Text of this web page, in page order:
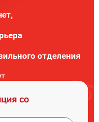
отделения
со